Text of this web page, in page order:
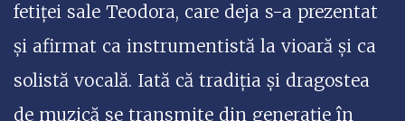
fetiței sale Teodora, care deja s-a prezentat
și afirmat ca instrumentistă la vioară și ca
solistă vocală. Iată că tradiția și dragostea
de muzică se transmite din generație în